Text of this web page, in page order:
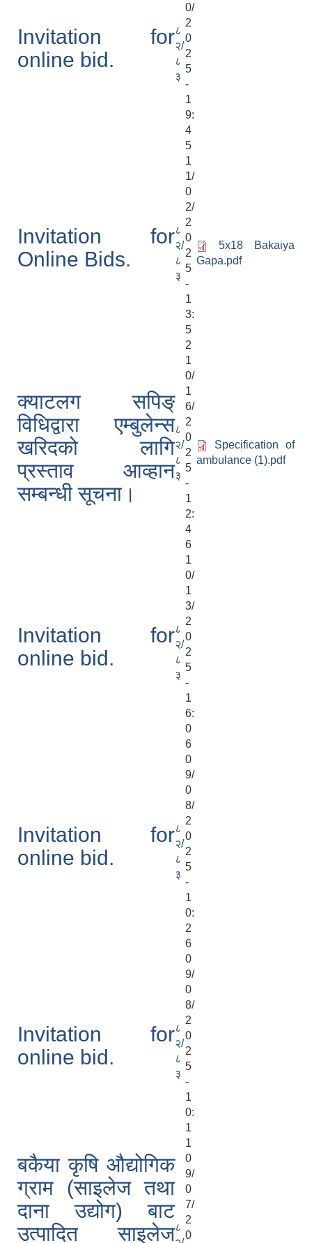
Invitation for
online bid.
८
२/
८
३
0/
2
0
2
5
-
1
9:
4
5
Invitation for
Online Bids.
८
२/
८
३
1
1/
0
2/
2
0
2
5
-
1
3:
5
2
5x18 Bakaiya
Gapa.pdf
क्याटलग सपिङ्
विधिद्वारा एम्बुलेन्स
खरिदको लागि
प्रस्ताव आव्हान
सम्बन्धी सूचना।
८
२/
८
३
1
0/
1
6/
2
0
2
5
-
1
2:
4
6
Specification of
ambulance (1).pdf
Invitation for
online bid.
८
२/
८
३
1
0/
1
3/
2
0
2
5
-
1
6:
0
6
Invitation for
online bid.
८
२/
८
३
0
9/
0
8/
2
0
2
5
-
1
0:
2
6
Invitation for
online bid.
८
२/
८
३
0
9/
0
8/
2
0
2
5
-
1
0:
1
1
बकैया कृषि औद्योगिक
ग्राम (साइलेज तथा
दाना उद्योग) बाट
उत्पादित साइलेज८
0
9/
0
7/
2
0